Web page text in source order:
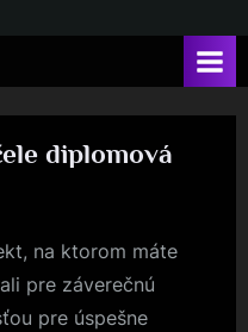
diplomová
na ktorom máte
pre záverečnú
pre úspešne